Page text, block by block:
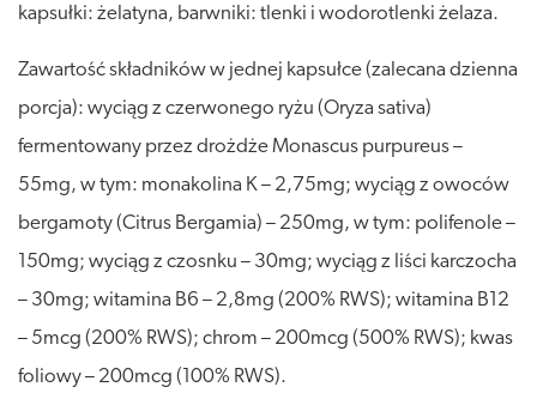
kapsułki: żelatyna, barwniki: tlenki i wodorotlenki żelaza.
Zawartość składników w jednej kapsułce (zalecana dzienna
porcja): wyciąg z czerwonego ryżu (Oryza sativa)
fermentowany przez drożdże Monascus purpureus –
55mg, w tym: monakolina K – 2,75mg; wyciąg z owoców
bergamoty (Citrus Bergamia) – 250mg, w tym: polifenole –
150mg; wyciąg z czosnku – 30mg; wyciąg z liści karczocha
– 30mg; witamina B6 – 2,8mg (200% RWS); witamina B12
– 5mcg (200% RWS); chrom – 200mcg (500% RWS); kwas
foliowy – 200mcg (100% RWS).